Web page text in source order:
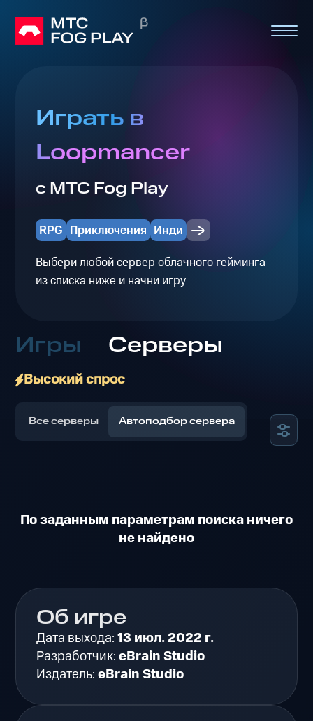
Играть в
Loopmancer
с МТС Fog Play
RPG Приключения Инди
Выбери любой сервер облачного гейминга
из списка ниже и начни игру
Игры Серверы
Высокий спрос
Все серверы Автоподбор сервера
По заданным параметрам поиска ничего
не найдено
Об игре
Дата выхода:13 июл. 2022 г.
Разработчик:eBrain Studio
Издатель:eBrain Studio